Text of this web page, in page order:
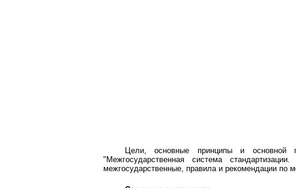
Цели, основные принципы и основной
"Межгосударственная система
межгосударственные, правила и рекомендации по